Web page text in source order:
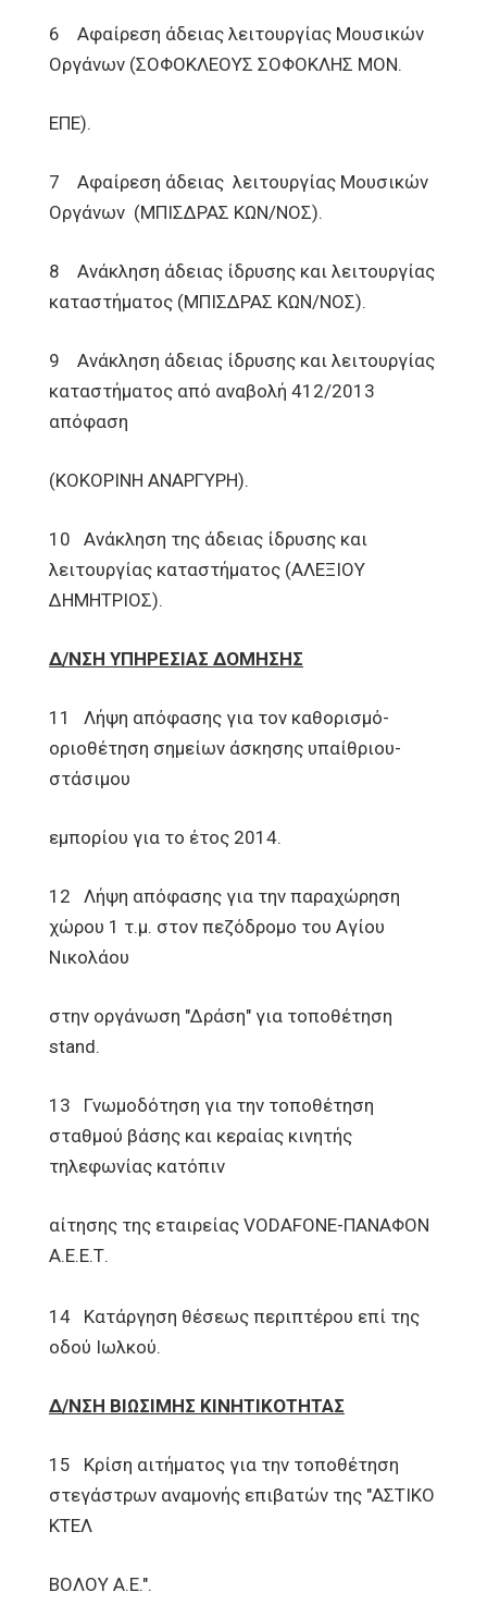
6 Αφαίρεση άδειας λειτουργίας Μουσικών
Οργάνων (ΣΟΦΟΚΛΕΟΥΣ ΣΟΦΟΚΛΗΣ ΜΟΝ.
ΕΠΕ).
7 Αφαίρεση άδειας λειτουργίας Μουσικών
Οργάνων (ΜΠΙΣΔΡΑΣ ΚΩΝ/ΝΟΣ).
8 Ανάκληση άδειας ίδρυσης και λειτουργίας
καταστήματος (ΜΠΙΣΔΡΑΣ ΚΩΝ/ΝΟΣ).
9 Ανάκληση άδειας ίδρυσης και λειτουργίας
καταστήματος από αναβολή 412/2013
απόφαση
(ΚΟΚΟΡΙΝΗ ΑΝΑΡΓΥΡΗ).
10 Ανάκληση της άδειας ίδρυσης και
λειτουργίας καταστήματος (ΑΛΕΞΙΟΥ
ΔΗΜΗΤΡΙΟΣ).
Δ/ΝΣΗ ΥΠΗΡΕΣΙΑΣ ΔΟΜΗΣΗΣ
11 Λήψη απόφασης για τον καθορισμό-
οριοθέτηση σημείων άσκησης υπαίθριου-
στάσιμου
εμπορίου για το έτος 2014.
12 Λήψη απόφασης για την παραχώρηση
χώρου 1 τ.μ. στον πεζόδρομο του Αγίου
Νικολάου
στην οργάνωση "Δράση" για τοποθέτηση
stand.
13 Γνωμοδότηση για την τοποθέτηση
σταθμού βάσης και κεραίας κινητής
τηλεφωνίας κατόπιν
αίτησης της εταιρείας VODAFONE-ΠΑΝΑΦΟΝ
Α.Ε.Ε.Τ.
14 Κατάργηση θέσεως περιπτέρου επί της
οδού Ιωλκού.
Δ/ΝΣΗ ΒΙΩΣΙΜΗΣ ΚΙΝΗΤΙΚΟΤΗΤΑΣ
15 Κρίση αιτήματος για την τοποθέτηση
στεγάστρων αναμονής επιβατών της "ΑΣΤΙΚΟ
ΚΤΕΛ
ΒΟΛΟΥ Α.Ε.".